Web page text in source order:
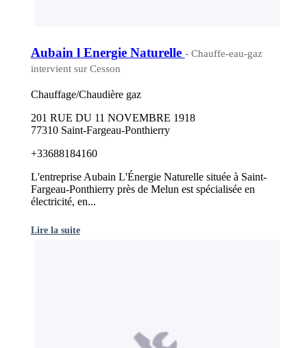
Aubain l Energie Naturelle - Chauffe-eau-gaz
intervient sur Cesson
Chauffage/Chaudière gaz
201 RUE DU 11 NOVEMBRE 1918
77310 Saint-Fargeau-Ponthierry
+33688184160
L'entreprise Aubain L'Énergie Naturelle située à Saint-
Fargeau-Ponthierry près de Melun est spécialisée en
électricité, en...
Lire la suite